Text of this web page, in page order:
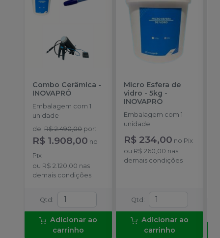
Combo Cerâmica -
INOVAPRÓ
Embalagem com 1
unidade
de:R$ 2.490,00 por:
R$ 1.908,00 no
Pix
ou R$ 2.120,00 nas
demais condições
Qtd :
Adicionar ao
carrinho
Micro Esfera de
vidro - 5kg -
INOVAPRÓ
Embalagem com 1
unidade
R$ 234,00 no Pix
ou R$ 260,00 nas
demais condições
Qtd :
Adicionar ao
carrinho